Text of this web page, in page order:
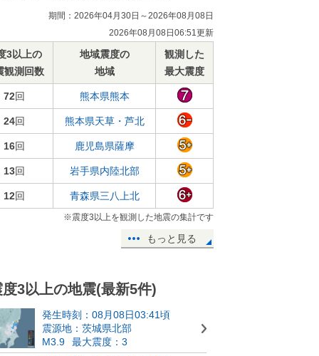
期間：2026年04月30日～2026年08月08日
2026年08月08日06:51更新
3以上の
観測回数
地域震度の
地域
観測した
最大震度
72回 熊本県熊本
24回 熊本県天草・芦北
16回 鹿児島県薩摩
13回 岩手県内陸北部
12回 青森県三八上北
※震度3以上を観測した地震の集計です
もっと見る
度3以上の地震(最新5件)
発生時刻：08月08日03:41頃
震源地：茨城県北部
M3.9
最大震度：3